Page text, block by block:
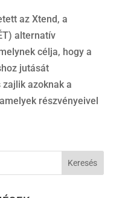
az Xtend, a
alternatív
célja, hogy a
jutását
azoknak a
részvényeivel